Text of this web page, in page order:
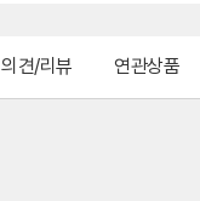
의견/리뷰 연관상품